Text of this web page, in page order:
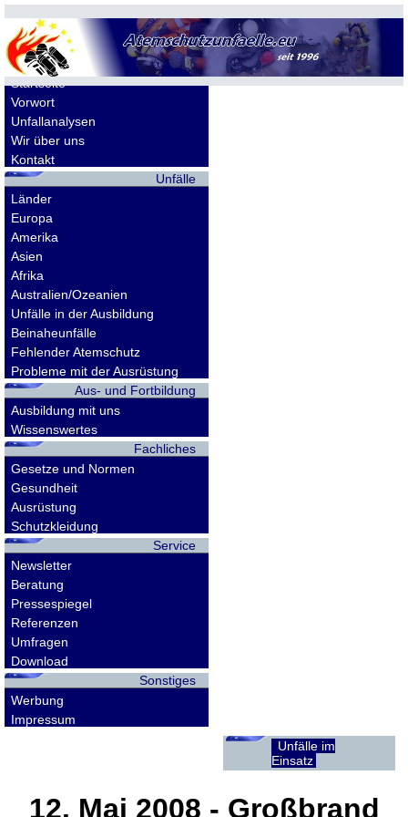
Allgemeines
Startseite
Vorwort
Unfallanalysen
Wir über uns
Kontakt
Unfälle
Länder
Europa
Amerika
Asien
Afrika
Australien/Ozeanien
Unfälle in der Ausbildung
Beinaheunfälle
Fehlender Atemschutz
Probleme mit der Ausrüstung
Aus- und Fortbildung
Ausbildung mit uns
Wissenswertes
Fachliches
Gesetze und Normen
Gesundheit
Ausrüstung
Schutzkleidung
Service
Newsletter
Beratung
Pressespiegel
Referenzen
Umfragen
Download
Sonstiges
Werbung
Impressum
Unfälle im
Einsatz
12. Mai 2008 - Großbrand